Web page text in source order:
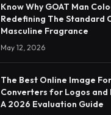
Know Why GOAT Man
Redefining The Standard
Masculine Fragrance
May 12, 2026
The Best Online Image
Converters for Logos
A 2026 Evaluation Guide